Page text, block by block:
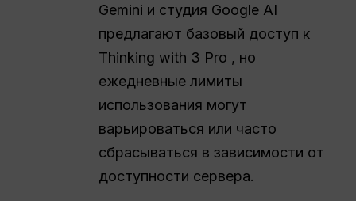
Gemini и студия Google AI
предлагают базовый доступ к
Thinking with 3 Pro , но
ежедневные лимиты
использования могут
варьироваться или часто
сбрасываться в зависимости от
доступности сервера.